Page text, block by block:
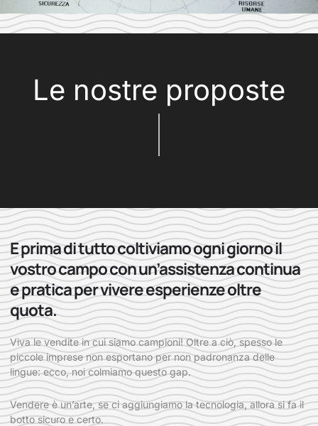
Le nostre proposte
E prima di tutto coltiviamo ogni giorno il
vostro campo con un’assistenza continua
e pratica per vivere esperienze oltre
quota.
Viva le vendite in cui siamo campioni! Oltre a ciò, spesso le
piccole imprese non esportano per non padronanza delle
lingue: ecco, noi colmiamo questo gap.
Vendere è un’arte, se ci aggiungiamo la tecnologia, allora si fa il
botto sicuro e certo.